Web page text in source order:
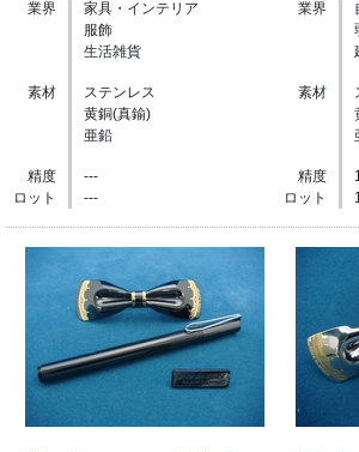
業界
家具・インテリア
服飾
生活雑貨
素材
ステンレス
黄銅(真鍮)
亜鉛
精度
---
ロット
---
業界
素材
精度
ロット